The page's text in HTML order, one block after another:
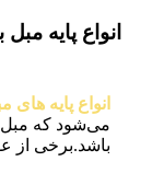
انواع پایه
انواع پایه های
می‌شود که مبل
باشد.برخی از